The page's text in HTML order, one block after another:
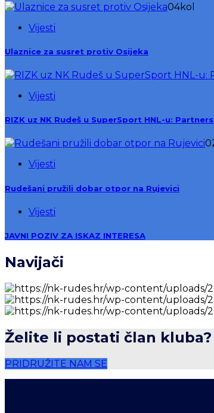
04kol
Vijesti
Ulaznice za susret protiv Osijeka
Vijesti
RIZK uz NK Rudeš u SuperSport HNL-u:
Vijesti
Rudešani pružili dobar otpor na Rujevici
Vijesti
JAVNI POZIV ZA ISKAZ INTERESA
Navijači
Želite li postati član kluba?
PRIDRUŽITE NAM SE